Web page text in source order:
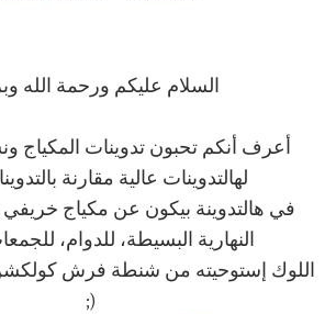
السلام عليكم ورحمة الله
أعرف أنكم تحبون تدوينات المكياج
لهالتدوينات عالية مقارنة
في هالتدوينة بيكون عن مكياج خريفي
النهارية البسيطة، للدوام،
اللوك إستوحيته من شنطة فرش
(;